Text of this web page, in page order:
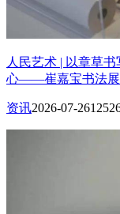
人民艺术 | 以章草
心——崔嘉宝书法展
资讯2026-07-26